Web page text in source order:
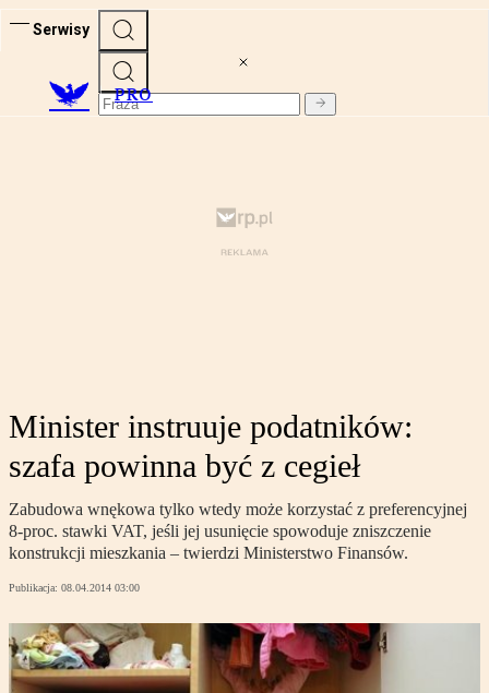
Serwisy
PRO
Minister instruuje podatników:
szafa powinna być z cegieł
Zabudowa wnękowa tylko wtedy może korzystać z preferencyjnej
8-proc. stawki VAT, jeśli jej usunięcie spowoduje zniszczenie
konstrukcji mieszkania – twierdzi Ministerstwo Finansów.
Publikacja: 08.04.2014 03:00